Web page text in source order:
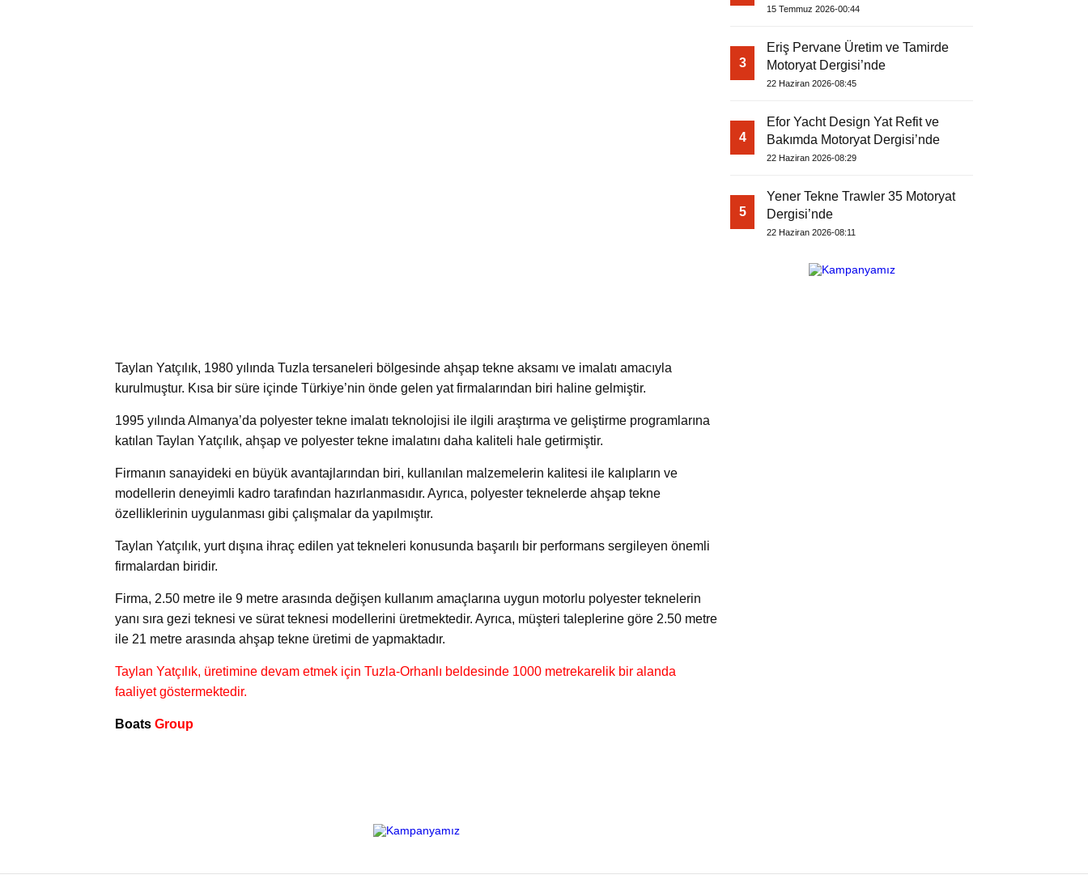
Taylan Yatçılık, 1980 yılında Tuzla tersaneleri bölgesinde ahşap tekne aksamı ve imalatı amacıyla
kurulmuştur. Kısa bir süre içinde Türkiye’nin önde gelen yat firmalarından biri haline gelmiştir.
1995 yılında Almanya’da polyester tekne imalatı teknolojisi ile ilgili araştırma ve geliştirme programlarına
katılan Taylan Yatçılık, ahşap ve polyester tekne imalatını daha kaliteli hale getirmiştir.
Firmanın sanayideki en büyük avantajlarından biri, kullanılan malzemelerin kalitesi ile kalıpların ve
modellerin deneyimli kadro tarafından hazırlanmasıdır. Ayrıca, polyester teknelerde ahşap tekne
özelliklerinin uygulanması gibi çalışmalar da yapılmıştır.
Taylan Yatçılık, yurt dışına ihraç edilen yat tekneleri konusunda başarılı bir performans sergileyen önemli
firmalardan biridir.
Firma, 2.50 metre ile 9 metre arasında değişen kullanım amaçlarına uygun motorlu polyester teknelerin
yanı sıra gezi teknesi ve sürat teknesi modellerini üretmektedir. Ayrıca, müşteri taleplerine göre 2.50 metre
ile 21 metre arasında ahşap tekne üretimi de yapmaktadır.
Taylan Yatçılık, üretimine devam etmek için Tuzla-Orhanlı beldesinde 1000 metrekarelik bir alanda
faaliyet göstermektedir.
Boats Group
Amphib II’yi Denize İndirdi
15 Temmuz 2026-00:44
3
Eriş Pervane Üretim ve Tamirde
Motoryat Dergisi’nde
22 Haziran 2026-08:45
4
Efor Yacht Design Yat Refit ve
Bakımda Motoryat Dergisi’nde
22 Haziran 2026-08:29
5
Yener Tekne Trawler 35 Motoryat
Dergisi’nde
22 Haziran 2026-08:11